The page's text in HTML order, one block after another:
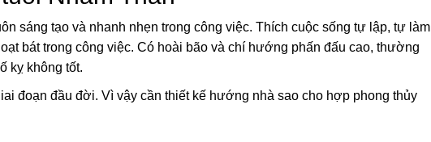
sáng tạo và nhanh nhẹn trong công việc. Thích cuộc sống tự lập, tự làm
bát trong công việc. Có hoài bão và chí hướng phấn đấu cao, thường
kỵ không tốt.
đoạn đầu đời. Vì vậy cần thiết kế hướng nhà sao cho hợp phong thủy